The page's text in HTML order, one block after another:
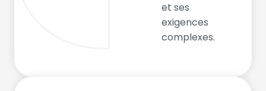
et ses
exigences
complexes.